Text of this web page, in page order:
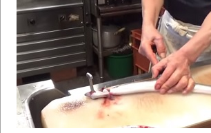
NEW!
【動画】DJI Neo2で釣りの
とした男の悲劇（ノ∇`）NEW!
【朗報】Twitter(X)、転載や
すぎて収益化が9/7に終わるｗ
【豪快】ある蕎麦屋の店頭